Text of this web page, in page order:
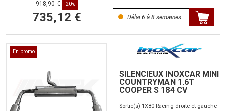
918,90 € -20%
735,12 € Délai 6 à 8 semaines
En promo
SILENCIEUX INOXCAR MINI
COUNTRYMAN 1.6T
COOPER S 184 CV
Sortie(s) 1X80 Racing droite et gauche